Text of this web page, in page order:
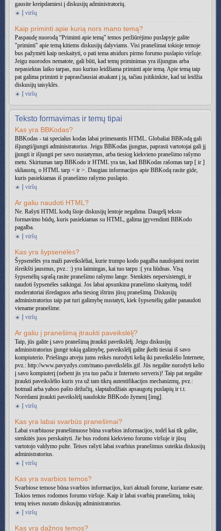
gausite kreipdamiesi į diskusijų administratorių.
Į viršų
Kaip priminti apie kurią nors mano temą?
Paspaudę nuorodą “Priminti apie temą” temos peržiūrėjimo puslapyje galite
"priminti" apie temą kitiems diskusijų dalyviams. Visi pranešimai tokioje temoje
bus pažymėti kaip neskaityti, o pati tema atsidurs pirmo forumo puslapio viršuje.
Jeigu nuorodos nematote, gali būti, kad temų priminimas yra išjungtas arba
nepasiektas laiko tarpas, nuo kuriuo leidžiama priminti apie temą. Apie temą taip
pat galima priminti ir paprasčiausiai atsakant į ją, tačiau įsitikinkite, kad tai leidžia
diskusijų taisyklės.
Į viršų
Teksto formavimas ir temų tipai
Kas yra BBKodas?
BBKodas - tai specialus kodas labai primenantis HTML. Globaliai BBKodą gali
išjungti/įjungti administratorius. Jeigu BBKodas įjungtas, paprasti vartotojai gali jį
įjungti ir išjungti per savo nustatymus, arba tiesiog kiekvieno pranešimo rašymo
metu. Skirtumas tarp BBKodo ir HTML yra tas, kad BBKodas rašomas tarp [ ir ]
skliaustų, o HTML tarp < ir >. Daugiau informacijos apie BBKodą rasite gide,
kuris pasiekiamas iš pranešimo rašymo puslapio.
Į viršų
Ar galiu naudoti HTML?
Ne. Rašyti HTML kodų šioje diskusijų lentoje negalima. Daugelį teksto
formavimo būdų, kuris pasiekiamas su HTML, galima įgyvendinti BBKodo
pagalba.
Į viršų
Kas yra šypsenėlės?
Šypsenėlės yra maži paveikslėliai, kurie trumpo kodo pagalba naudojami norint
išreikšti jausmus, pvz.: :) yra laimingas, kai tuo tarpu :( yra liūdnas. Visą
šypsenėlių sąrašą rasite pranešimo rašymo lange. Stenkitės nepersistengti, ir
naudoti šypsenėles saikingai. Jos labai apsunkina pranešimo skaitymą, todėl
moderatoriai išredaguos arba tiesiog ištrins jūsų pranešimą. Diskusijų
administratorius taip pat turi galimybę nustatyti, kiek šypsenėlių galite panaudoti
viename pranešime.
Į viršų
Ar galiu į pranešimą įtraukti paveikslėlį?
Taip, jūs galite į savo pranešimą įtraukti paveikslėlį. Jeigu diskusijų
administratorius įjungė tokią galimybę, paveikslėlį galite įkelti tiesiai iš savo
kompiuterio. Priešingu atveju jums reikės nurodyti kelią iki paveikslėlio Internete,
pvz.: http://www.pavyzdys.com/mano-paveikslėlis.gif. Jūs negalite nurodyti kelio
į savo kompiuterį (nebent jis yra tuo pačiu ir Interneto serveris)! Taip pat negalite
įtraukti paveikslėlio kuris yra už tam tikrų autentifikacijos mechanizmų, pvz.:
hotmail arba yahoo pašto dėžučių, slaptažodžiais apsaugotų puslapių ir t.t.
Norėdami įtraukti paveikslėlį naudokite BBKodo žymenį [img].
Į viršų
Kas yra labai svarbūs pranešimai?
Labai svarbiuose pranešimuose būna svarbios informacijos, todėl kai tik galite,
stenkitės juos perskaityti. Jie bus rodomi kiekvieno forumo viršuje ir jūsų
vartotojo valdymo pulte. Teises rašyti labai svarbius pranešimus suteikia diskusijų
administratorius.
Į viršų
Kas yra svarbios temos?
Svarbiose temose būna svarbios informacijos, kuri aktuali forume, kuriame esate.
Tokios temos rodomos forumo viršuje. Kaip ir labai svarbių pranešimų, tokių
temų teises nustato diskusijų administratorius.
Į viršų
Kas yra dažnos temos?